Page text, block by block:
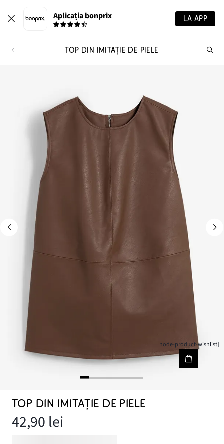
Aplicația bonprix LA APP
TOP DIN IMITAȚIE DE PIELE
[node-product-wishlist]
TOP DIN IMITAȚIE DE PIELE
42,90 lei